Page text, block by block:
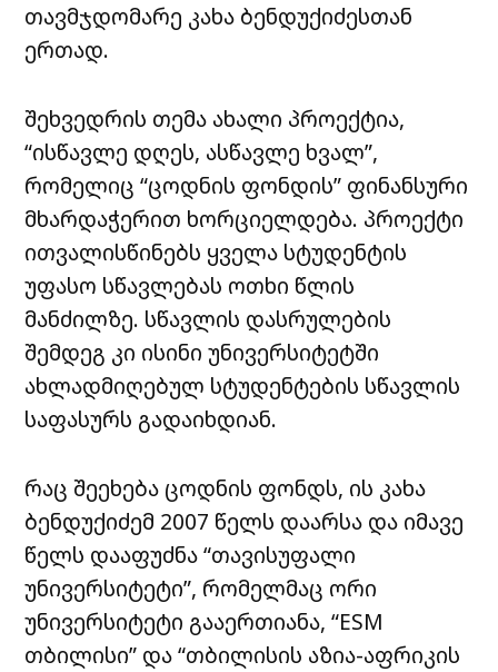
თავმჯდომარე კახა ბენდუქიძესთან
ერთად.
შეხვედრის თემა ახალი პროექტია,
“ისწავლე დღეს, ასწავლე ხვალ”,
რომელიც “ცოდნის ფონდის” ფინანსური
მხარდაჭერით ხორციელდება. პროექტი
ითვალისწინებს ყველა სტუდენტის
უფასო სწავლებას ოთხი წლის
მანძილზე. სწავლის დასრულების
შემდეგ კი ისინი უნივერსიტეტში
ახლადმიღებულ სტუდენტების სწავლის
საფასურს გადაიხდიან.
რაც შეეხება ცოდნის ფონდს, ის კახა
ბენდუქიძემ 2007 წელს დაარსა და იმავე
წელს დააფუძნა “თავისუფალი
უნივერსიტეტი”, რომელმაც ორი
უნივერსიტეტი გააერთიანა, “ESM
თბილისი” და “თბილისის აზია-აფრიკის